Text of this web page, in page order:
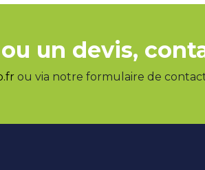
un devis,
ou via notre formulaire de